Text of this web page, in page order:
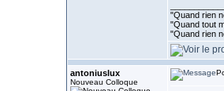
"Quand rien
"Quand tout
"Quand rien
antoniuslux
Nouveau Colloque